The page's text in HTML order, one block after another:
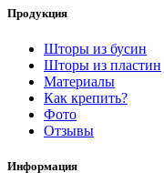
Продукция
Шторы из бусин
Шторы из пластин
Материалы
Как крепить?
Фото
Отзывы
Информация